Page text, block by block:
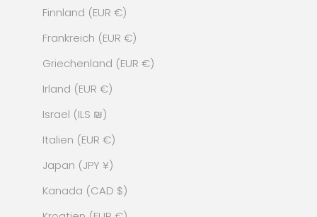
Finnland (EUR €)
Frankreich (EUR €)
Griechenland (EUR €)
Irland (EUR €)
Israel (ILS ₪)
Italien (EUR €)
Japan (JPY ¥)
Kanada (CAD $)